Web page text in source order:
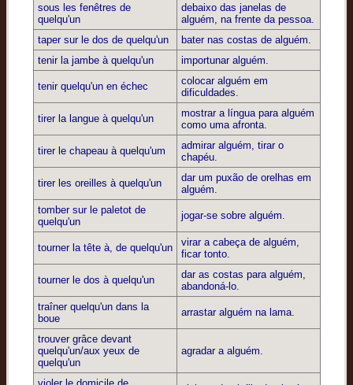
sous les fenêtres de
quelqu'un
debaixo das janelas de
alguém, na frente da pessoa.
taper sur le dos de quelqu'un
bater nas costas de alguém.
tenir la jambe à quelqu'un
importunar alguém.
tenir quelqu'un en échec
colocar alguém em
dificuldades.
tirer la langue à quelqu'un
mostrar a língua para alguém
como uma afronta.
tirer le chapeau à quelqu'um
admirar alguém, tirar o
chapéu.
tirer les oreilles à quelqu'un
dar um puxão de orelhas em
alguém.
tomber sur le paletot de
quelqu'un
jogar-se sobre alguém.
tourner la tête à, de quelqu'un
virar a cabeça de alguém,
ficar tonto.
tourner le dos à quelqu'un
dar as costas para alguém,
abandoná-lo.
traîner quelqu'un dans la
boue
arrastar alguém na lama.
trouver grâce devant
quelqu'un/aux yeux de
quelqu'un
agradar a alguém.